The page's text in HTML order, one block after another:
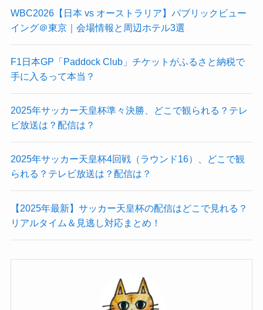
WBC2026【日本 vs オーストラリア】パブリックビュー
イング＠東京｜会場情報と周辺ホテル3選
F1日本GP「Paddock Club」チケットがふるさと納税で
手に入るって本当？
2025年サッカー天皇杯準々決勝、どこで観られる？テレ
ビ放送は？配信は？
2025年サッカー天皇杯4回戦（ラウンド16）、どこで観
られる？テレビ放送は？配信は？
【2025年最新】サッカー天皇杯の配信はどこで見れる？
リアルタイム＆見逃し対応まとめ！